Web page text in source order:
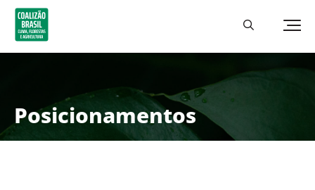
Posicionamentos